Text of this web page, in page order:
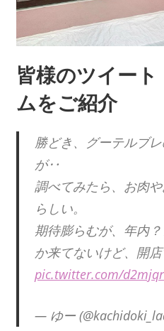
皆様のツイー
ムをご紹介
勝どき、グーテルブ
が‥
調べてみたら、お肉
らしい。
期待膨らむが、年内
か来てないけど、開
pic.twitter.com/
— ゆー